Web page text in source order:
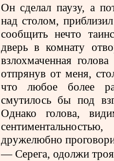
Он сделал паузу, а
над столом,
сообщить нечто
дверь в комнату
взлохмаченная
отпрянув от меня,
что любое более
смутилось бы под
Однако голова,
дружелюбно
— Серега, одолжи